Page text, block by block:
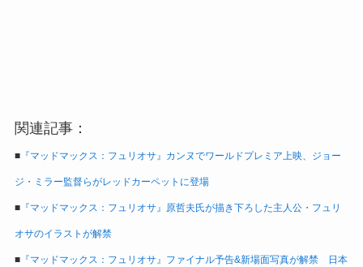
関連記事：
■『マッドマックス：フュリオサ』カンヌでワールドプレミア上映、ジョー
ジ・ミラー監督らがレッドカーペットに登場
■『マッドマックス：フュリオサ』原哲夫氏が描き下ろした主人公・フュリ
オサのイラストが解禁
■『マッドマックス：フュリオサ』ファイナル予告&新場面写真が解禁 日本